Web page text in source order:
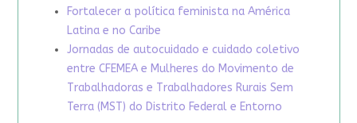
Fortalecer a política feminista na América
Latina e no Caribe
Jornadas de autocuidado e cuidado coletivo
entre CFEMEA e Mulheres do Movimento de
Trabalhadoras e Trabalhadores Rurais Sem
Terra (MST) do Distrito Federal e Entorno